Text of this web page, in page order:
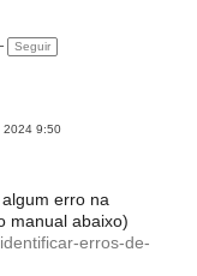
Seguir
2024 9:50
erro na
manual abaixo)
erros-de-